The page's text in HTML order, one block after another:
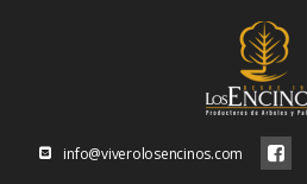
info@viverolosencinos.com